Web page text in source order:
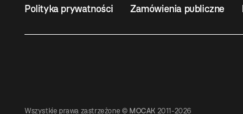
Polityka prywatności Zamówienia publiczne
Wszystkie prawa zastrzeżone © MOCAK 2011-2026